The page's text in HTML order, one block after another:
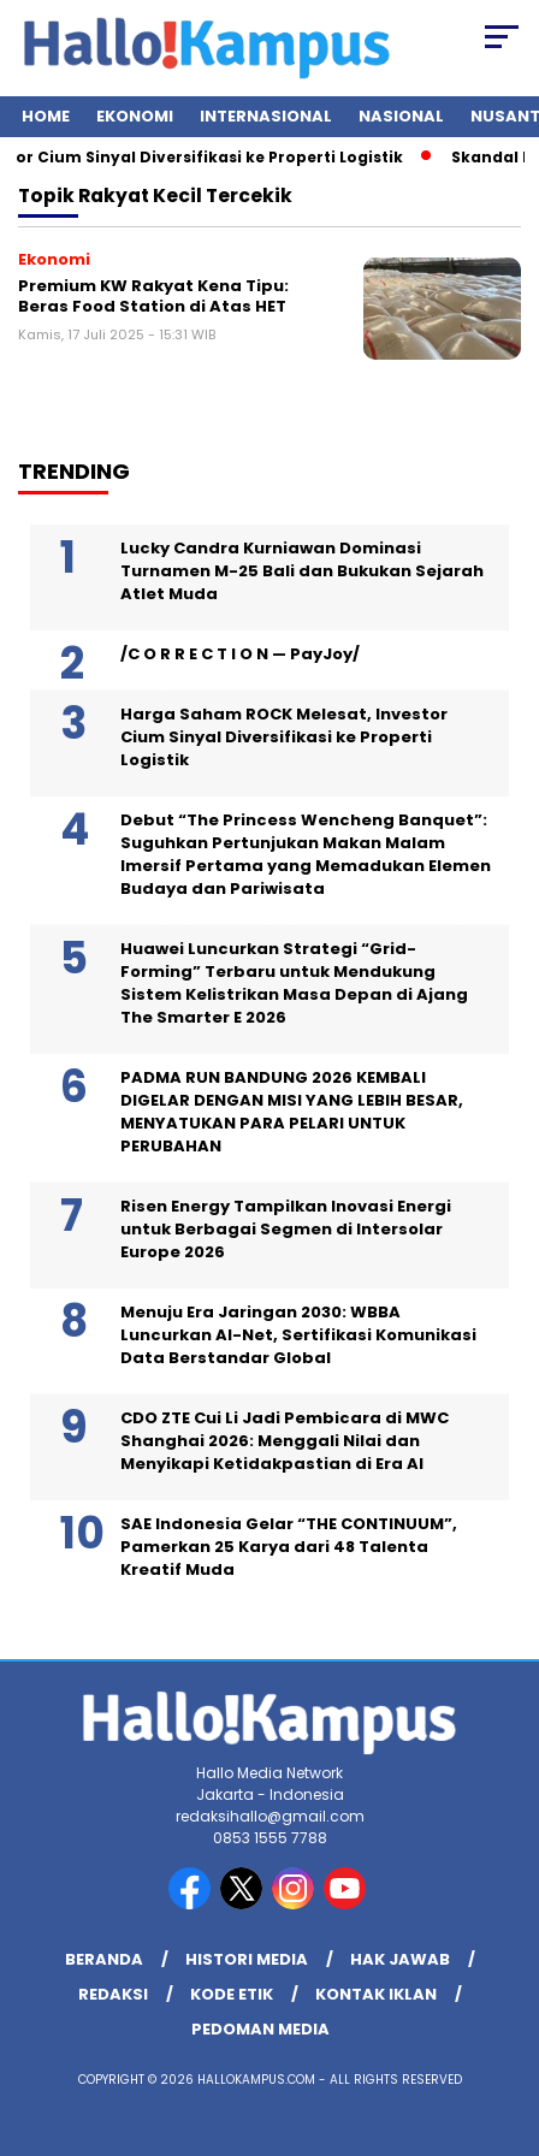
HOME EKONOMI INTERNASIONAL NASIONAL
Cium Sinyal Diversifikasi ke Properti Logistik Skandal
TopikRakyat Kecil Tercekik
Ekonomi
Premium KW Rakyat Kena Tipu:
Beras Food Station di Atas HET
Kamis, 17 Juli 2025 - 15:31 WIB
TRENDING
Lucky Candra Kurniawan Dominasi
Turnamen M-25 Bali dan Bukukan Sejarah
Atlet Muda
/C O R R E C T I O N — PayJoy/
Harga Saham ROCK Melesat, Investor
Cium Sinyal Diversifikasi ke Properti
Logistik
Debut “The Princess Wencheng Banquet”:
Suguhkan Pertunjukan Makan Malam
Imersif Pertama yang Memadukan Elemen
Budaya dan Pariwisata
Huawei Luncurkan Strategi “Grid-
Forming” Terbaru untuk Mendukung
Sistem Kelistrikan Masa Depan di Ajang
The Smarter E 2026
PADMA RUN BANDUNG 2026 KEMBALI
DIGELAR DENGAN MISI YANG LEBIH BESAR,
MENYATUKAN PARA PELARI UNTUK
PERUBAHAN
Risen Energy Tampilkan Inovasi Energi
untuk Berbagai Segmen di Intersolar
Europe 2026
Menuju Era Jaringan 2030: WBBA
Luncurkan AI-Net, Sertifikasi Komunikasi
Data Berstandar Global
CDO ZTE Cui Li Jadi Pembicara di MWC
Shanghai 2026: Menggali Nilai dan
Menyikapi Ketidakpastian di Era AI
SAE Indonesia Gelar “THE CONTINUUM”,
Pamerkan 25 Karya dari 48 Talenta
Kreatif Muda
Hallo Media Network
Jakarta - Indonesia
redaksihallo@gmail.com
0853 1555 7788
BERANDA HISTORI MEDIA
HAK JAWAB
REDAKSI
KODE ETIK
KONTAK IKLAN
PEDOMAN MEDIA
COPYRIGHT © 2026 HALLOKAMPUS.COM - ALL RIGHTS RESERVED